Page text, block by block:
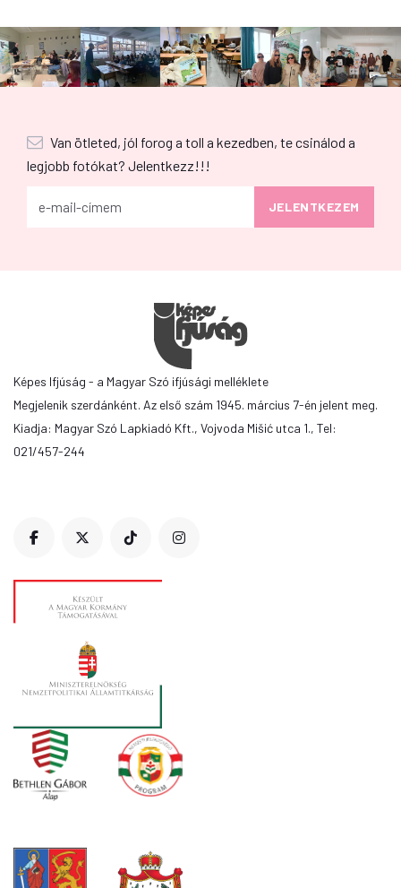
Van ötleted, jól forog a toll a kezedben, te csinálod a
legjobb fotókat? Jelentkezz!!!
Képes Ifjúság - a Magyar Szó ifjúsági melléklete
Megjelenik szerdánként. Az első szám 1945. március 7-én jelent meg.
Kiadja: Magyar Szó Lapkiadó Kft., Vojvoda Mišić utca 1., Tel:
021/457-244